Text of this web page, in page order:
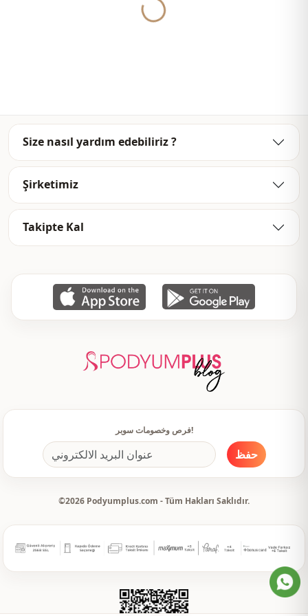
ذو حزام
Yukleniyor...
Size nasıl yardım edebiliriz ?
Şirketimiz
Takipte Kal
فرص وخصومات سوبر!
حفظ
©2026 Podyumplus.com - Tüm Hakları Saklıdır.